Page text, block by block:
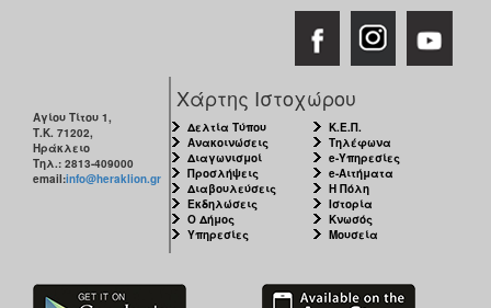
Αγίου Τίτου 1,
Τ.Κ. 71202,
Ηράκλειο
Τηλ.: 2813-409000
email:info@heraklion.gr
Χάρτης Ιστοχώρου
Δελτία Τύπου
Ανακοινώσεις
Διαγωνισμοί
Προσλήψεις
Διαβουλεύσεις
Εκδηλώσεις
Ο Δήμος
Υπηρεσίες
Κ.Ε.Π.
Τηλέφωνα
e-Υπηρεσίες
e-Αιτήματα
Η Πόλη
Ιστορία
Κνωσός
Μουσεία